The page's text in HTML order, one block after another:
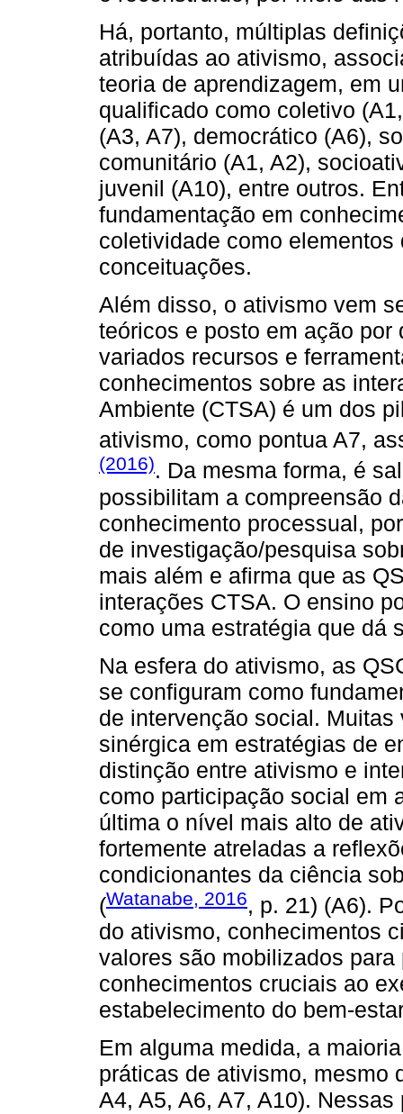
Há, portanto, múltiplas
atribuídas ao ativismo,
teoria de aprendizagem, em
qualificado como coletivo
(A3, A7), democrático (A6),
comunitário (A1, A2),
juvenil (A10), entre outros.
fundamentação em
coletividade como
conceituações.
Além disso, o ativismo vem
teóricos e posto em ação
variados recursos e
conhecimentos sobre as
Ambiente (CTSA) é um dos
ativismo, como pontua A7,
(2016). Da mesma forma, é
possibilitam a compreensão
conhecimento processual,
de investigação/pesquisa
mais além e afirma que as
interações CTSA. O ensino
como uma estratégia que dá
Na esfera do ativismo, as
se configuram como
de intervenção social.
sinérgica em estratégias de
distinção entre ativismo e
como participação social em
última o nível mais alto de
fortemente atreladas a
condicionantes da ciência
(Watanabe, 2016, p. 21) (A6).
do ativismo, conhecimentos
valores são mobilizados
conhecimentos cruciais ao
estabelecimento do bem-
Em alguma medida, a
práticas de ativismo, mesmo
A4, A5, A6, A7, A10).